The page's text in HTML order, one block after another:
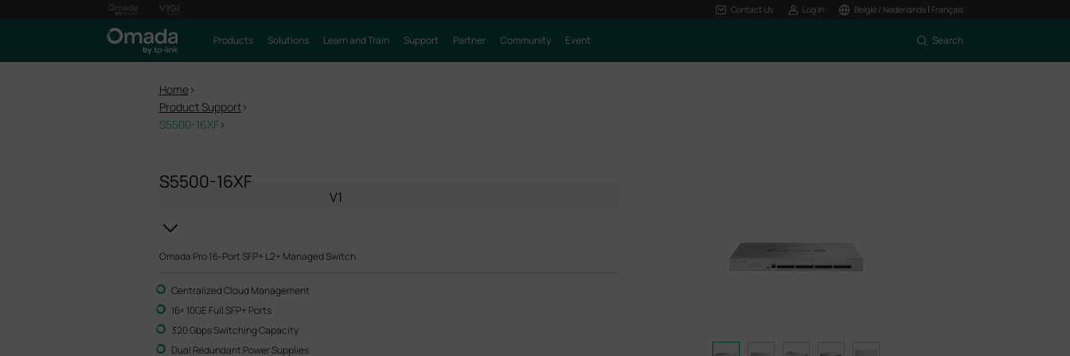
Contact Us Log In België / Nederlands| Français
Products Solutions Learn and Train Support Partner Community Event Search
Home>
Product Support>
S5500-16XF>
S5500-16XF
V1
Omada Pro 16-Port SFP+ L2+ Managed Switch
Centralized Cloud Management
16× 10GE Full SFP+ Ports
320 Gbps Switching Capacity
Dual Redundant Power Supplies